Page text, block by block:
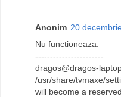
Anonim 20
Nu functioneaza:
-----------------------
dragos@dragos-
/usr/share/tvmaxe/
will become a